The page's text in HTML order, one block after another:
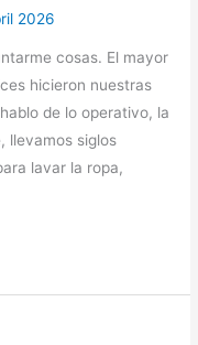
2026
cosas. El mayor
hicieron nuestras
de lo operativo, la
llevamos siglos
lavar la ropa,